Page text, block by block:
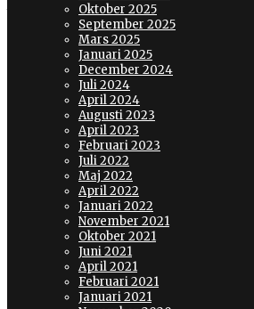
Oktober 2025
September 2025
Mars 2025
Januari 2025
December 2024
Juli 2024
April 2024
Augusti 2023
April 2023
Februari 2023
Juli 2022
Maj 2022
April 2022
Januari 2022
November 2021
Oktober 2021
Juni 2021
April 2021
Februari 2021
Januari 2021
JANUARI 7, 2019 14:35
Här kommer lite macro-bilder när det